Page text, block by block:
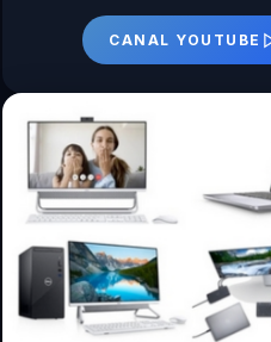
CANAL YOUTUBE